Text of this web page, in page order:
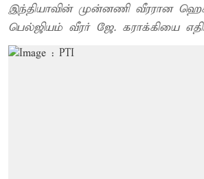
இந்தியாவின் முன்னணி வீரரான
பெல்ஜியம் வீரர் ஜே. கராக்கியை